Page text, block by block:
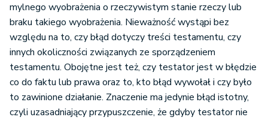
mylnego wyobrażenia o rzeczywistym stanie rzeczy lub
braku takiego wyobrażenia. Nieważność wystąpi bez
względu na to, czy błąd dotyczy treści testamentu, czy
innych okoliczności związanych ze sporządzeniem
testamentu. Obojętne jest też, czy testator jest w błędzie
co do faktu lub prawa oraz to, kto błąd wywołał i czy było
to zawinione działanie. Znaczenie ma jedynie błąd istotny,
czyli uzasadniający przypuszczenie, że gdyby testator nie